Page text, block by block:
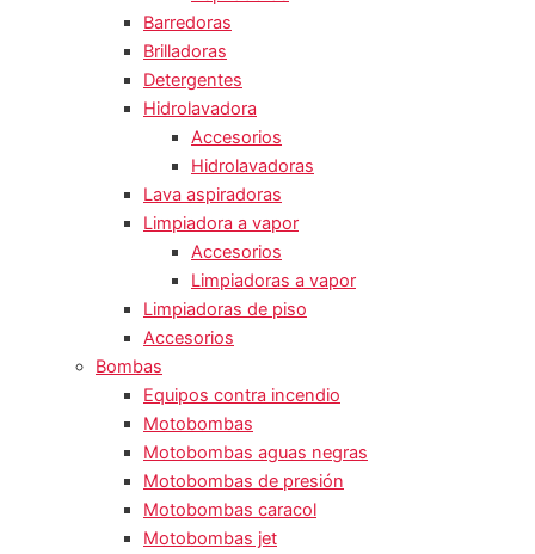
Barredoras
Brilladoras
Detergentes
Hidrolavadora
Accesorios
Hidrolavadoras
Lava aspiradoras
Limpiadora a vapor
Accesorios
Limpiadoras a vapor
Limpiadoras de piso
Accesorios
Bombas
Equipos contra incendio
Motobombas
Motobombas aguas negras
Motobombas de presión
Motobombas caracol
Motobombas jet